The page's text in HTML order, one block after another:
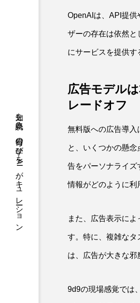
知を一気読み。毎日の学びをAIがキュレーション
OpenAIは、API提供
ザーの存在は依然と
にサービスを提供す
広告モデル
レードオフ
無料版への広告導入
と、いくつかの懸
告をパーソナライズ
情報がどのように利
また、広告表示に
す。特に、複雑なタ
は、広告が大きな邪
9d9の現場感覚では